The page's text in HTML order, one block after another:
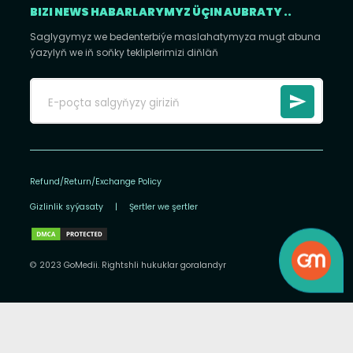
BIZI NEWS HABARLARYMYZ ÜÇIN AUBRATY ..
Saglygymyz we bedenterbiýe maslahatymyza mugt abuna
ýazylyň we iň soňky tekliplerimizi diňläň
Refund/Return/Exchange Policy
Gizlinlik syýasaty | Şertler we şertler
© 2023 GoMedii. Rightshli hukuklar goralandyr